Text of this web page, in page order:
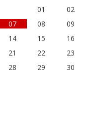
01
02
07 08
09
14 15
16
21 22
23
28 29
30